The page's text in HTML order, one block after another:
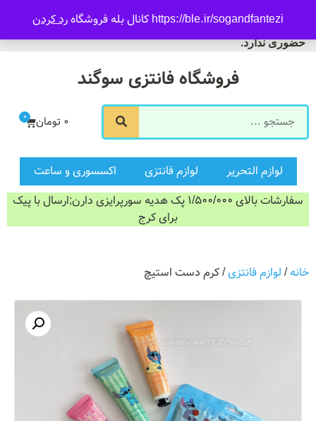
https://ble.ir/sogandfantezi کانال بله فروشگاه رد کردن
فروشگاه سوگند فروش
حضوری ندارد.
ورود/ثبت نام
فروشگاه فانتزی سوگند
0 تومان 0
لوازم التحریر لوازم فانتزی
اکسسوری و ساعت
سفارشات بالای 1/500/000 پک هدیه سورپرایزی دارن;ارسال با پیک
برای کرج
خانه/ لوازم فانتزی/ کرم دست استیچ